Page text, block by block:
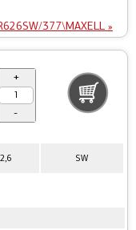
377\MAXELL »
SW
+
-